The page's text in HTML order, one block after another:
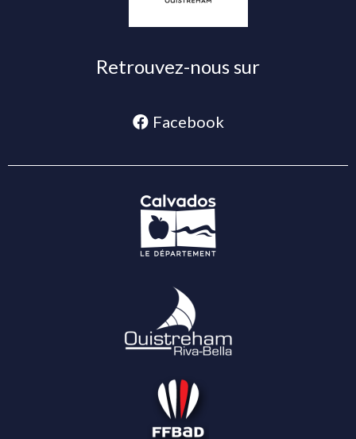
Retrouvez-nous sur
Facebook